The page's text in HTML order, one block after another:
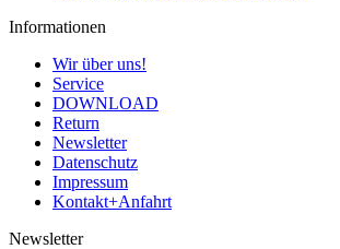
Informationen
Wir über uns!
Service
DOWNLOAD
Return
Newsletter
Datenschutz
Impressum
Kontakt+Anfahrt
Newsletter